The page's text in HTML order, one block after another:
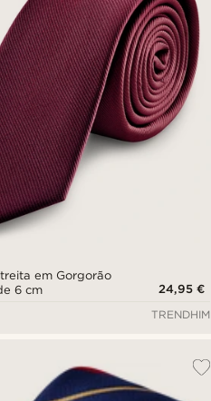
em Gorgorão
6 cm
24,95 €
TRENDHIM